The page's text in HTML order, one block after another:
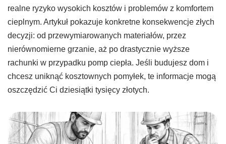
realne ryzyko wysokich kosztów i problemów z komfortem
cieplnym. Artykuł pokazuje konkretne konsekwencje złych
decyzji: od przewymiarowanych materiałów, przez
nierównomierne grzanie, aż po drastycznie wyższe
rachunki w przypadku pomp ciepła. Jeśli budujesz dom i
chcesz uniknąć kosztownych pomyłek, te informacje mogą
oszczędzić Ci dziesiątki tysięcy złotych.